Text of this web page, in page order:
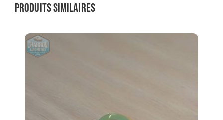
Produits similaires